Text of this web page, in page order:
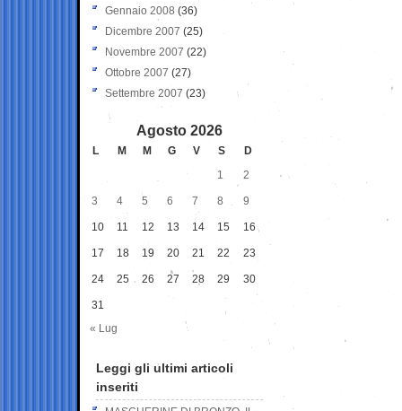
Gennaio 2008 (36)
Dicembre 2007 (25)
Novembre 2007 (22)
Ottobre 2007 (27)
Settembre 2007 (23)
Agosto 2026
L M M G V S
D
1
2
3 4 5 6 7 8 9
10 11 12 13 14 15 16
17 18 19 20 21 22 23
24 25 26 27 28 29 30
31
« Lug
Leggi gli ultimi articoli
inseriti